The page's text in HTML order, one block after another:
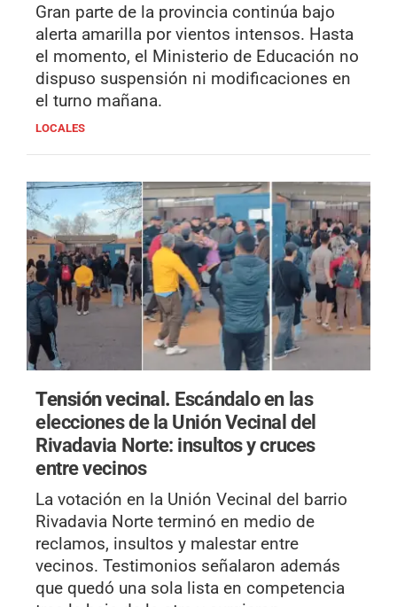
Gran parte de la provincia continúa bajo
alerta amarilla por vientos intensos. Hasta
el momento, el Ministerio de Educación no
dispuso suspensión ni modificaciones en
el turno mañana.
LOCALES
Tensión vecinal. Escándalo en las
elecciones de la Unión Vecinal del
Rivadavia Norte: insultos y cruces
entre vecinos
La votación en la Unión Vecinal del barrio
Rivadavia Norte terminó en medio de
reclamos, insultos y malestar entre
vecinos. Testimonios señalaron además
que quedó una sola lista en competencia